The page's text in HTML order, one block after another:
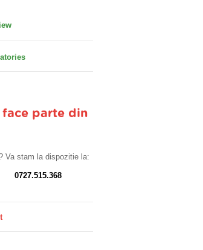
face parte din
Va stam la dispozitie la:
0727.515.368